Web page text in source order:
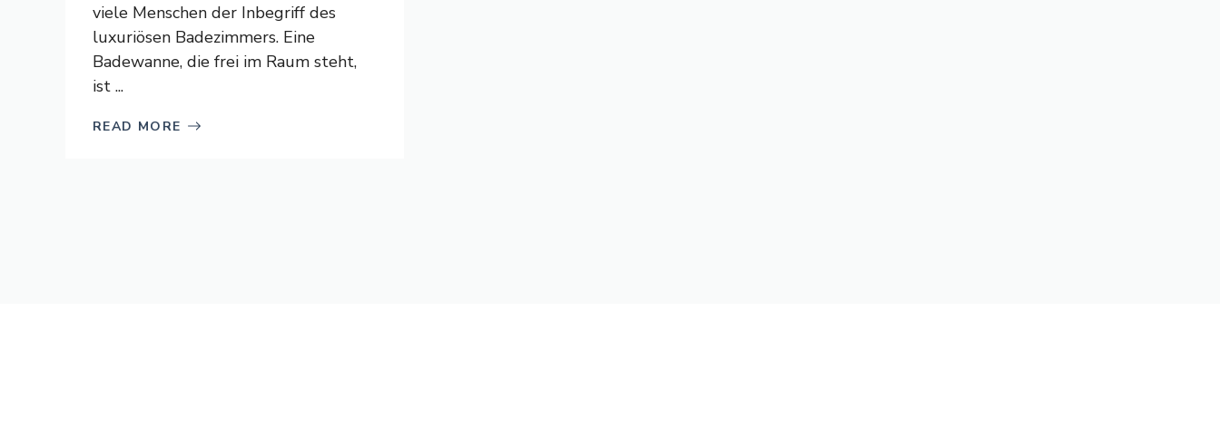
viele Menschen der Inbegriff des
luxuriösen Badezimmers. Eine
Badewanne, die frei im Raum steht,
ist ...
READ MORE